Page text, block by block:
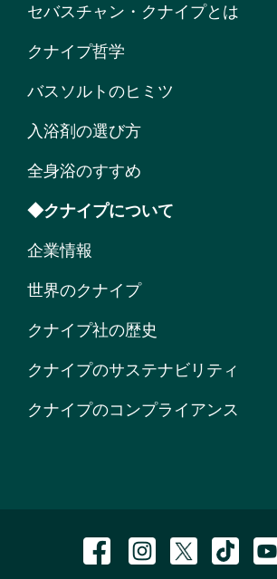
セバスチャン・クナイプとは
クナイプ哲学
バスソルトのヒミツ
入浴剤の選び方
全身浴のすすめ
◆クナイプについて
企業情報
世界のクナイプ
クナイプ社の歴史
クナイプのサステナビリティ
クナイプのコンプライアンス